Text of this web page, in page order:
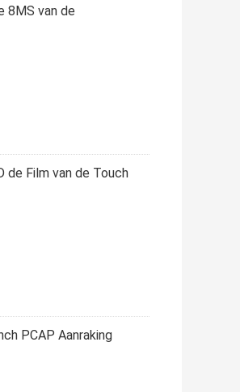
8MS van de
de Film van de Touch
PCAP Aanraking